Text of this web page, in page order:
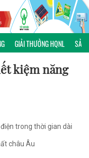
GIẢI THƯỞNG HQNL SẢN
NGHỆ
kiệm năng
trong thời gian dài
châu Âu